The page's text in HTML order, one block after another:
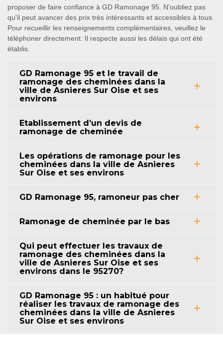
proposer de faire confiance à GD Ramonage 95. N'oubliez pas
qu'il peut avancer des prix très intéressants et accessibles à tous.
Pour recueillir les renseignements complémentaires, veuillez le
téléphoner directement. Il respecte aussi les délais qui ont été
établis.
GD Ramonage 95 et le travail de
ramonage des cheminées dans la
ville de Asnieres Sur Oise et ses
environs
Etablissement d’un devis de
ramonage de cheminée
Les opérations de ramonage pour les
cheminées dans la ville de Asnieres
Sur Oise et ses environs
GD Ramonage 95, ramoneur pas cher
Ramonage de cheminée par le bas
Qui peut effectuer les travaux de
ramonage des cheminées dans la
ville de Asnieres Sur Oise et ses
environs dans le 95270?
GD Ramonage 95 : un habitué pour
réaliser les travaux de ramonage des
cheminées dans la ville de Asnieres
Sur Oise et ses environs